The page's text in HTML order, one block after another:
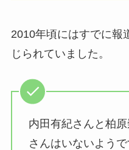
2010年頃にはすでに報
じられていました。
内田有紀さんと柏
さんはいないようで